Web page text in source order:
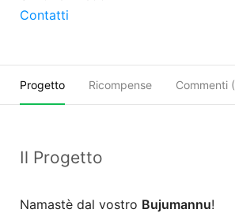
Contatti
Progetto Ricompense Commenti (
Il Progetto
Namastè dal vostro Bujumannu!